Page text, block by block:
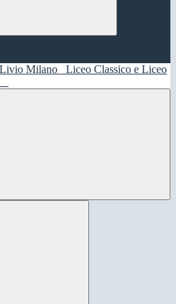
Liceo Classico e Liceo